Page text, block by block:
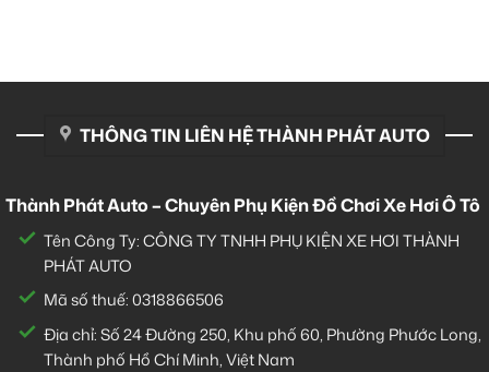
THÔNG TIN LIÊN HỆ THÀNH PHÁT AUTO
Thành Phát Auto – Chuyên Phụ Kiện Đồ Chơi Xe Hơi Ô Tô
Tên Công Ty: CÔNG TY TNHH PHỤ KIỆN XE HƠI THÀNH
PHÁT AUTO
Mã số thuế: 0318866506
Địa chỉ: Số 24 Đường 250, Khu phố 60, Phường Phước Long,
Thành phố Hồ Chí Minh, Việt Nam